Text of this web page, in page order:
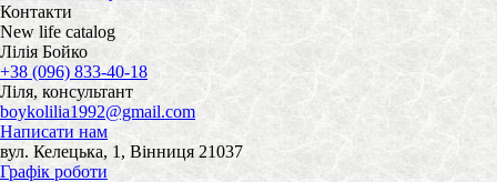
Контакти
New life catalog
Лілія Бойко
+38 (096) 833-40-18
Ліля, консультант
boykolilia1992@gmail.com
Написати нам
вул. Келецька, 1, Вінниця 21037
Графік роботи